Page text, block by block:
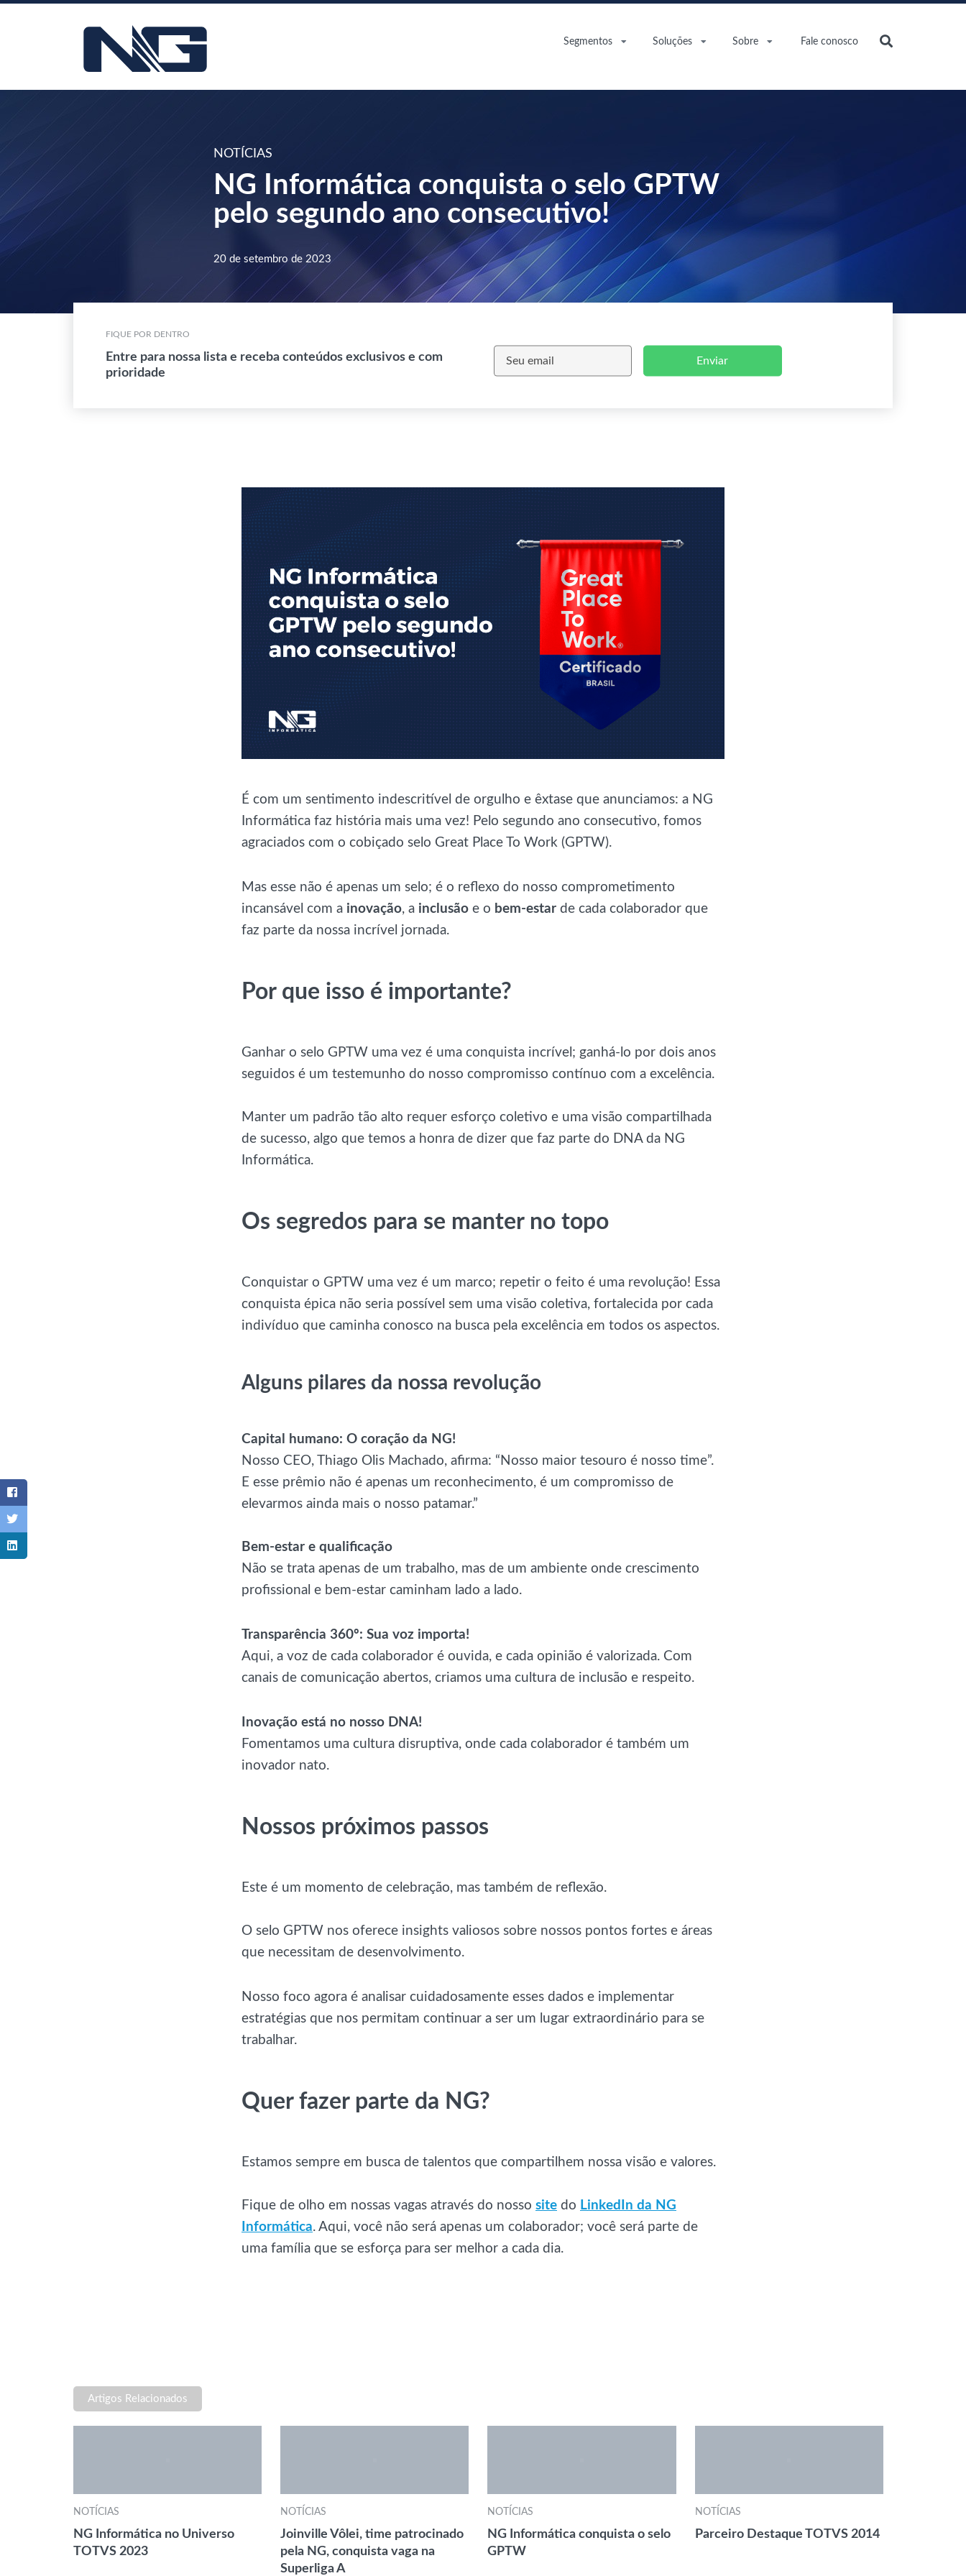
Segmentos Soluções Sobre Fale conosco
NOTÍCIAS
NG Informática conquista o selo GPTW
pelo segundo ano consecutivo!
20 de setembro de 2023
FIQUE POR DENTRO
Entre para nossa lista e receba conteúdos exclusivos e com
prioridade
Enviar
É com um sentimento indescritível de orgulho e êxtase que anunciamos: a NG
Informática faz história mais uma vez! Pelo segundo ano consecutivo, fomos
agraciados com o cobiçado selo Great Place To Work (GPTW).
Mas esse não é apenas um selo; é o reflexo do nosso comprometimento
incansável com a inovação, a inclusão e o bem-estar de cada colaborador que
faz parte da nossa incrível jornada.
Por que isso é importante?
Ganhar o selo GPTW uma vez é uma conquista incrível; ganhá-lo por dois anos
seguidos é um testemunho do nosso compromisso contínuo com a excelência.
Manter um padrão tão alto requer esforço coletivo e uma visão compartilhada
de sucesso, algo que temos a honra de dizer que faz parte do DNA da NG
Informática.
Os segredos para se manter no topo
Conquistar o GPTW uma vez é um marco; repetir o feito é uma revolução! Essa
conquista épica não seria possível sem uma visão coletiva, fortalecida por cada
indivíduo que caminha conosco na busca pela excelência em todos os aspectos.
Alguns pilares da nossa revolução
Capital humano: O coração da NG!
Nosso CEO, Thiago Olis Machado, afirma: “Nosso maior tesouro é nosso time”.
E esse prêmio não é apenas um reconhecimento, é um compromisso de
elevarmos ainda mais o nosso patamar.”
Bem-estar e qualificação
Não se trata apenas de um trabalho, mas de um ambiente onde crescimento
profissional e bem-estar caminham lado a lado.
Transparência 360º: Sua voz importa!
Aqui, a voz de cada colaborador é ouvida, e cada opinião é valorizada. Com
canais de comunicação abertos, criamos uma cultura de inclusão e respeito.
Inovação está no nosso DNA!
Fomentamos uma cultura disruptiva, onde cada colaborador é também um
inovador nato.
Nossos próximos passos
Este é um momento de celebração, mas também de reflexão.
O selo GPTW nos oferece insights valiosos sobre nossos pontos fortes e áreas
que necessitam de desenvolvimento.
Nosso foco agora é analisar cuidadosamente esses dados e implementar
estratégias que nos permitam continuar a ser um lugar extraordinário para se
trabalhar.
Quer fazer parte da NG?
Estamos sempre em busca de talentos que compartilhem nossa visão e valores.
Fique de olho em nossas vagas através do nosso site do LinkedIn da NG
Informática. Aqui, você não será apenas um colaborador; você será parte de
uma família que se esforça para ser melhor a cada dia.
Artigos Relacionados
NOTÍCIAS
NG Informática no Universo
TOTVS 2023
NOTÍCIAS
Joinville Vôlei, time patrocinado
pela NG, conquista vaga na
Superliga A
NOTÍCIAS
NG Informática conquista o selo
GPTW
NOTÍCIAS
Parceiro Destaque TOTVS 2014